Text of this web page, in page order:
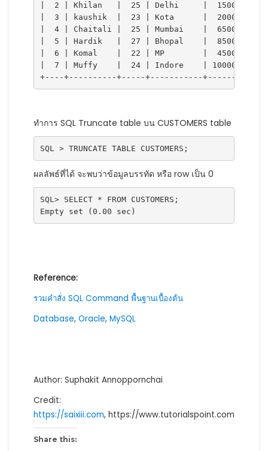
|  2 | Khilan   |  25 | Delhi     |  1500.00 |
|  3 | kaushik  |  23 | Kota      |  2000.00 |
|  4 | Chaitali |  25 | Mumbai    |  6500.00 |
|  5 | Hardik   |  27 | Bhopal    |  8500.00 |
|  6 | Komal    |  22 | MP        |  4500.00 |
|  7 | Muffy    |  24 | Indore    | 10000.00 |
+----+----------+-----+-----------+----------+
ทำการ SQL Truncate table บน CUSTOMERS table
SQL > TRUNCATE TABLE CUSTOMERS ;
ผลลัพธ์ที่ได้ จะพบว่าข้อมูลบรรทัด หรือ row เป็น 0
SQL> SELECT * FROM CUSTOMERS;
Empty set (0.00 sec)
Reference:
รวมคำสั่ง SQL Command พื้นฐานเบื้องต้น
Database, Oracle, MySQL
Author: Suphakit Annoppornchai
Credit:
https://saixiii.com, https://www.tutorialspoint.com
Share this: